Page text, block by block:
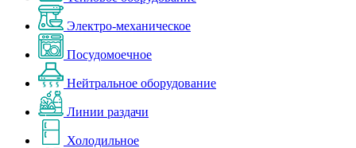
Электро-механическое
Посудомоечное
Нейтральное оборудование
Линии раздачи
Холодильное